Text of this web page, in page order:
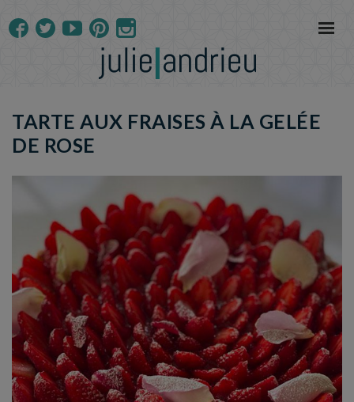
TARTE AUX FRAISES À LA GELÉE
DE ROSE